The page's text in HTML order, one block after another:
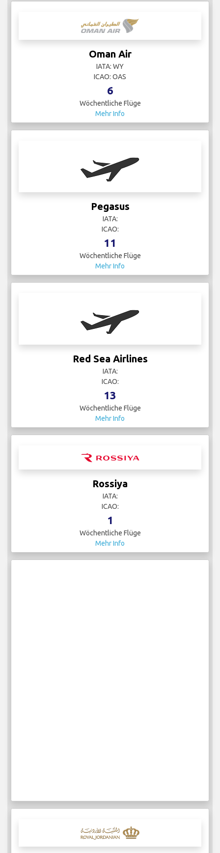
Oman Air
IATA: WY
ICAO: OAS
6
Wöchentliche Flüge
Mehr Info
Pegasus
IATA:
ICAO:
11
Wöchentliche Flüge
Mehr Info
Red Sea Airlines
IATA:
ICAO:
13
Wöchentliche Flüge
Mehr Info
Rossiya
IATA:
ICAO:
1
Wöchentliche Flüge
Mehr Info